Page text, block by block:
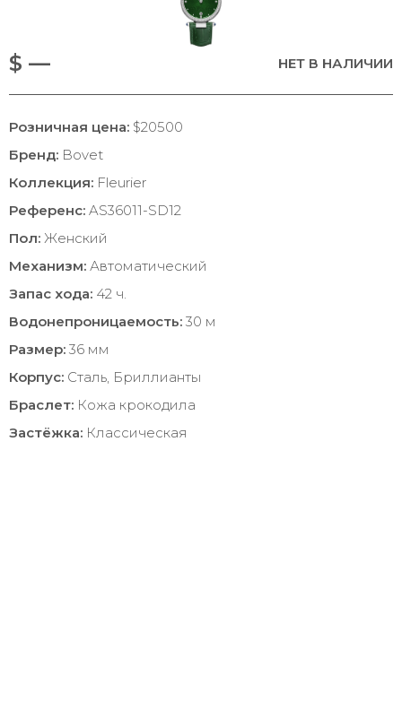
$ — НЕТ В НАЛИЧИИ
Розничная цена: $20500
Бренд: Bovet
Коллекция: Fleurier
Референс: AS36011-SD12
Пол: Женский
Механизм: Автоматический
Запас хода: 42 ч.
Водонепроницаемость: 30 м
Размер: 36 мм
Корпус: Сталь, Бриллианты
Браслет: Кожа крокодила
Застёжка: Классическая